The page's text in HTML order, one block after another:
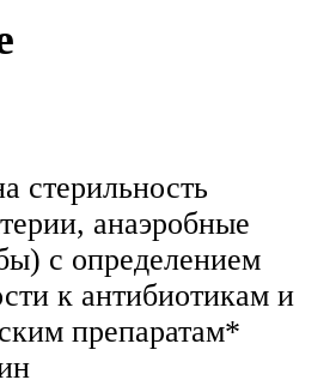
стерильность
анаэробные
с определением
к антибиотикам и
препаратам*